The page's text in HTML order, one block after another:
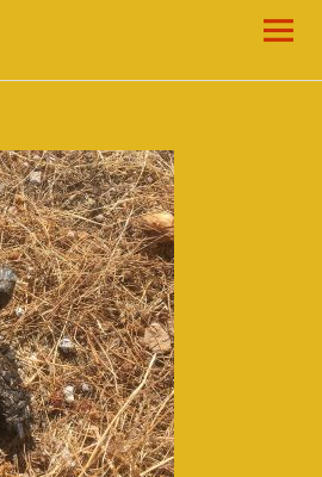
Web-Design